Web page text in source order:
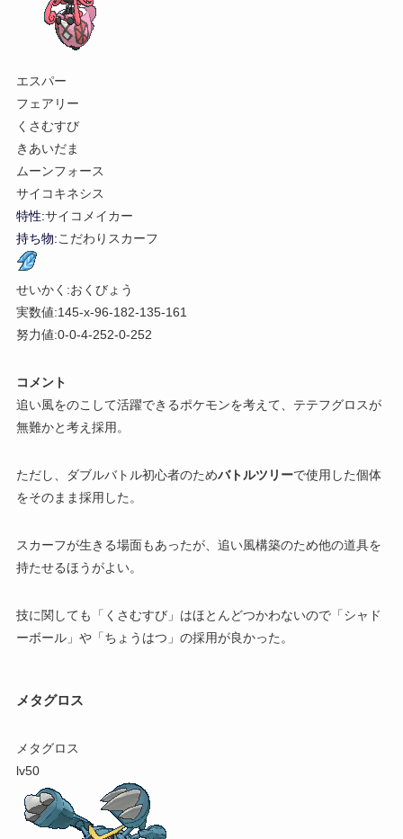
エスパー
フェアリー
くさむすび
きあいだま
ムーンフォース
サイコキネシス
特性:サイコメイカー
持ち物:こだわりスカーフ
せいかく:おくびょう
実数値:145-x-96-182-135-161
努力値:0-0-4-252-0-252
コメント
追い風をのこして活躍できるポケモンを考えて、テテフグロスが
無難かと考え採用。
ただし、ダブルバトル初心者のためバトルツリーで使用した個体
をそのまま採用した。
スカーフが生きる場面もあったが、追い風構築のため他の道具を
持たせるほうがよい。
技に関しても「くさむすび」はほとんどつかわないので「シャド
ーボール」や「ちょうはつ」の採用が良かった。
メタグロス
メタグロス
lv50